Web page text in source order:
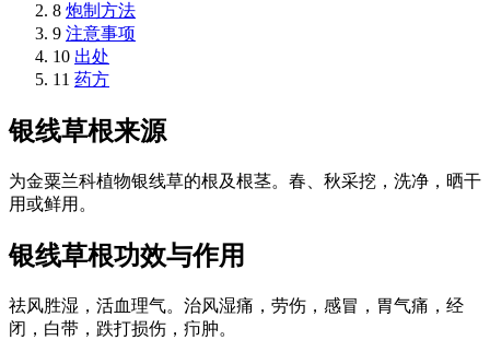
8 炮制方法
9 注意事项
10 出处
11 药方
银线草根来源
为金粟兰科植物银线草的根及根茎。春、秋采挖，洗净，晒干
用或鲜用。
银线草根功效与作用
祛风胜湿，活血理气。治风湿痛，劳伤，感冒，胃气痛，经
闭，白带，跌打损伤，疖肿。